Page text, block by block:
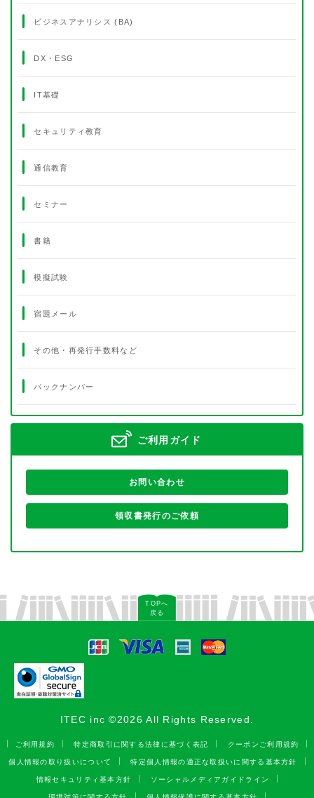
ビジネスアナリシス (BA)
DX・ESG
IT基礎
セキュリティ教育
通信教育
セミナー
書籍
模擬試験
宿題メール
その他・再発行手数料など
バックナンバー
ご利用ガイド
お問い合わせ
領収書発行のご依頼
TOPへ
戻る
ITEC inc ©2026 All Rights Reserved.
ご利用規約 特定商取引に関する法律に基づく表記 クーポンご利用規約
個人情報の取り扱いについて 特定個人情報の適正な取扱いに関する基本方針
情報セキュリティ基本方針 ソーシャルメディアガイドライン